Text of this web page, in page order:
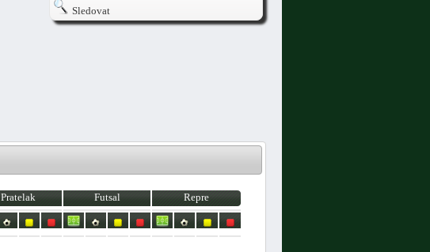
Sledovat
Pratelak Futsal Repre